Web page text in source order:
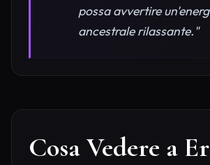
possa avvertire
ancestrale rilassante."
Cosa Vedere a